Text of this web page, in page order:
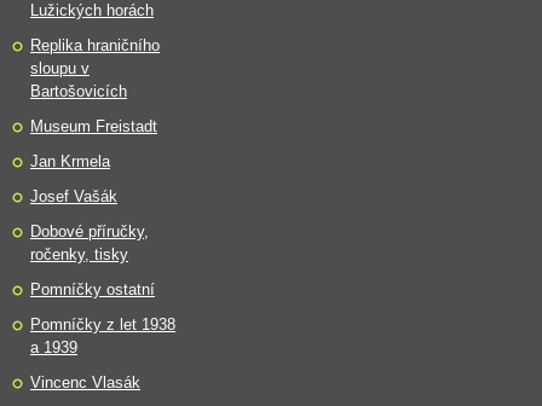
Lužických horách
Replika hraničního
sloupu v
Bartošovicích
Museum Freistadt
Jan Krmela
Josef Vašák
Dobové příručky,
ročenky, tisky
Pomníčky ostatní
Pomníčky z let 1938
a 1939
Vincenc Vlasák